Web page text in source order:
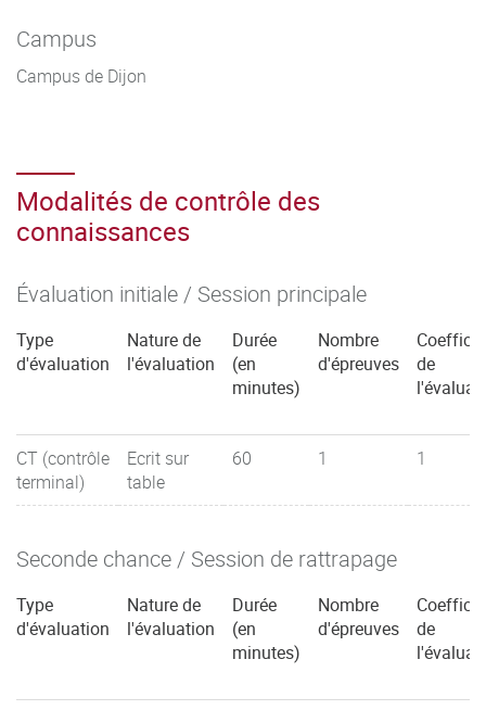
Campus
Campus de Dijon
Modalités de contrôle des
connaissances
Évaluation initiale / Session principale
Type
d'évaluation
Nature de
l'évaluation
Durée
(en
minutes)
Nombre
d'épreuves
de
CT (contrôle
terminal)
Ecrit sur
table
60 1 1
Seconde chance / Session de rattrapage
Type
d'évaluation
Nature de
l'évaluation
Durée
(en
minutes)
Nombre
d'épreuves
de